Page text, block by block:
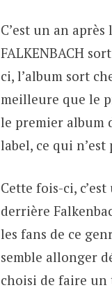
C’est un an
FALKENBACH
ci, l’album sort
meilleure que le
le premier album
label, ce qui
Cette fois-ci,
derrière
les fans de ce
semble allonger
choisi de faire